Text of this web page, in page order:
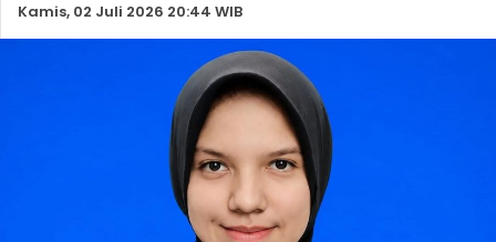
Kamis, 02 Juli 2026 20:44 WIB